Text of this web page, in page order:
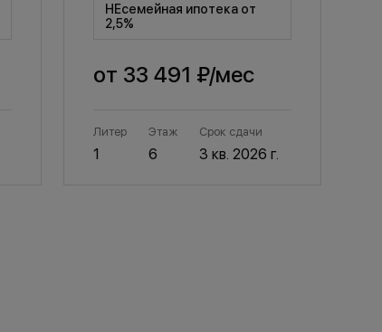
НЕсемейная ипотека от
2,5%
от 33 491 ₽/мес
Литер
1
Этаж
6
Срок сдачи
3 кв. 2026 г.